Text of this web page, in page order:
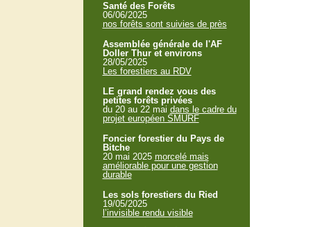
Santé des Forêts
06/06/2025
nos forêts sont suivies de près
Assemblée générale de l'AF
Doller Thur et environs
28/05/2025
Les forestiers au RDV
LE grand rendez vous des
petites forêts privées
du 20 au 22 mai dans le cadre du
projet européen SMURF
Foncier forestier du Pays de
Bitche
20 mai 2025 morcelé mais
améliorable pour une gestion
durable
Les sols forestiers du Ried
19/05/2025
l’invisible rendu visible